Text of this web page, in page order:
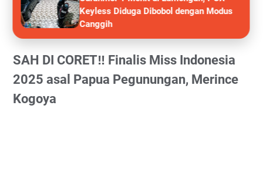
Keyless Diduga Dibobol dengan Modus
Canggih
SAH DI CORET‼️ Finalis Miss Indonesia
2025 asal Papua Pegunungan, Merince
Kogoya